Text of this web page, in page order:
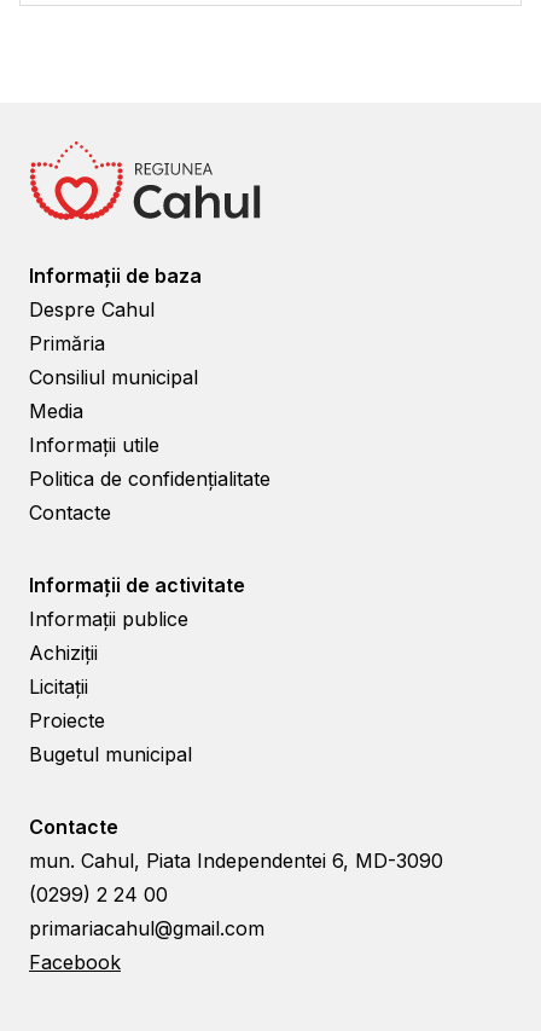
Informații de baza
Despre Cahul
Primăria
Consiliul municipal
Media
Informații utile
Politica de confidențialitate
Contacte
Informații de activitate
Informații publice
Achiziții
Licitații
Proiecte
Bugetul municipal
Contacte
mun. Cahul, Piata Independentei 6, MD-3090
(0299) 2 24 00
primariacahul@gmail.com
Facebook